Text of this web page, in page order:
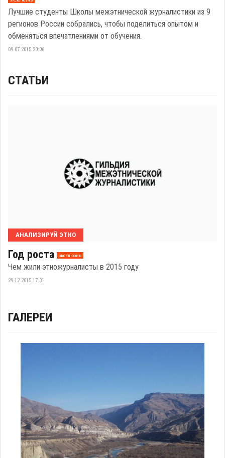
Лучшие студенты Школы межэтнической журналистики из 9
регионов России собрались, чтобы поделиться опытом и
обменяться впечатлениями от обучения.
09.07.2015 20:06
СТАТЬИ
АНАЛИЗИРУЙ ЭТНО
Год роста эксклюзив
Чем жили этножурналисты в 2015 году
29.12.2015 17:31
ГАЛЕРЕИ